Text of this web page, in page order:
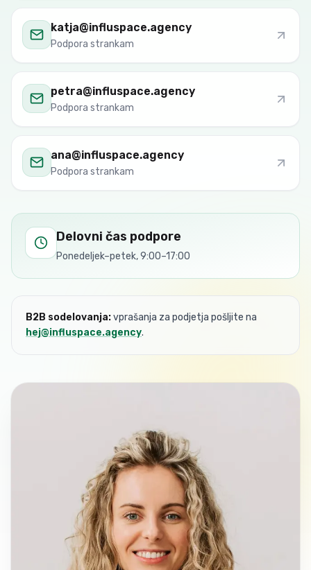
katja@influspace.agency
Podpora strankam
petra@influspace.agency
Podpora strankam
ana@influspace.agency
Podpora strankam
Delovni čas podpore
Ponedeljek–petek, 9:00–17:00
B2B sodelovanja:vprašanja za podjetja pošljite na
hej@influspace.agency.